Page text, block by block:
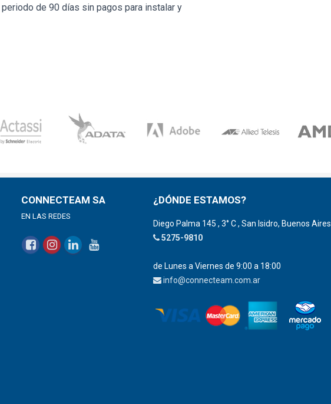
de 90 días sin pagos para instalar y
CONNECTEAM SA
EN LAS REDES
¿DÓNDE ESTAMOS?
Diego Palma 145 , 3° C , San Isidro, Buenos Aires
5275-9810
de Lunes a Viernes de 9:00 a 18:00
info@connecteam.com.ar